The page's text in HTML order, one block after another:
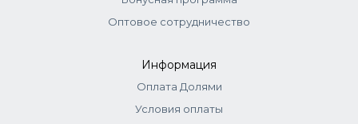
Оптовое сотрудничество
Информация
Оплата Долями
Условия оплаты